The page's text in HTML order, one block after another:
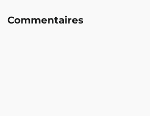
Commentaires